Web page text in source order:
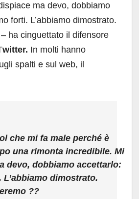
ma devo, dobbiamo
forti. L’abbiamo dimostrato.
ha cinguettato il difensore
witter. In molti hanno
spalti e sul web, il
che mi fa male perché è
una rimonta incredibile. Mi
devo, dobbiamo accettarlo:
dimostrato.
??